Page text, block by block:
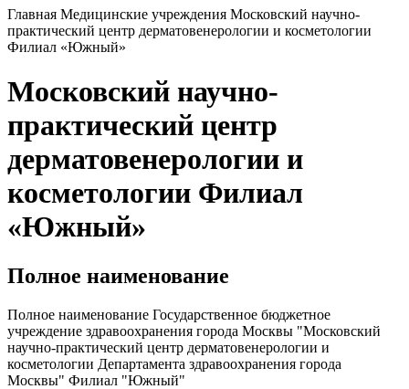
Главная Медицинские учреждения Московский научно-
практический центр дерматовенерологии и косметологии
Филиал «Южный»
Московский научно-
практический центр
дерматовенерологии и
косметологии Филиал
«Южный»
Полное наименование
Полное наименование Государственное бюджетное
учреждение здравоохранения города Москвы "Московский
научно-практический центр дерматовенерологии и
косметологии Департамента здравоохранения города
Москвы" Филиал "Южный"